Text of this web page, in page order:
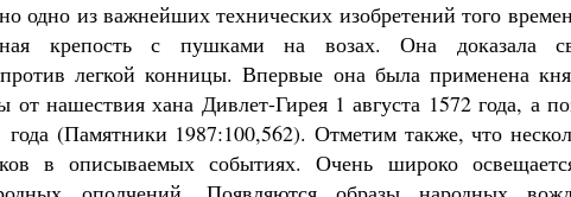
одно из важнейших технических изобретений того
крепость с пушками на возах. Она доказала
легкой конницы. Впервые она была применена
нашествия хана Дивлет-Гирея 1 августа 1572 года, а
года (Памятники 1987:100,562). Отметим также, что
в описываемых событиях. Очень широко